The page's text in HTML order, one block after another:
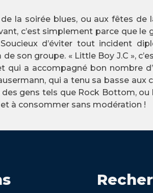
la soirée blues, ou aux fêtes
c’est simplement parce que
d’éviter tout incident
son groupe. « Little Boy J.C »,
qui a accompagné bon nombre
qui a tenu sa basse
des gens tels que Rock Bottom,
à consommer sans modération !